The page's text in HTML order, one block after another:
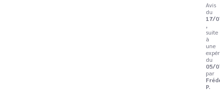
Avis
du
17/
,
suite
à
une
du
05/
par
P.